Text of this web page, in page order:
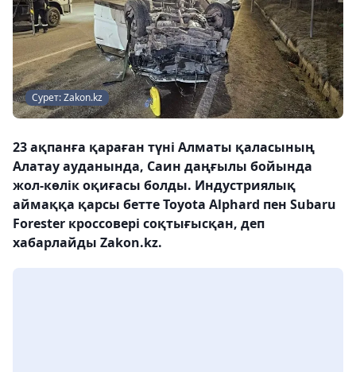
Сурет: Zakon.kz
23 ақпанға қараған түні Алматы қаласының
Алатау ауданында, Саин даңғылы бойында
жол-көлік оқиғасы болды. Индустриялық
аймаққа қарсы бетте Toyota Alphard пен Subaru
Forester кроссовері соқтығысқан, деп
хабарлайды Zakon.kz.